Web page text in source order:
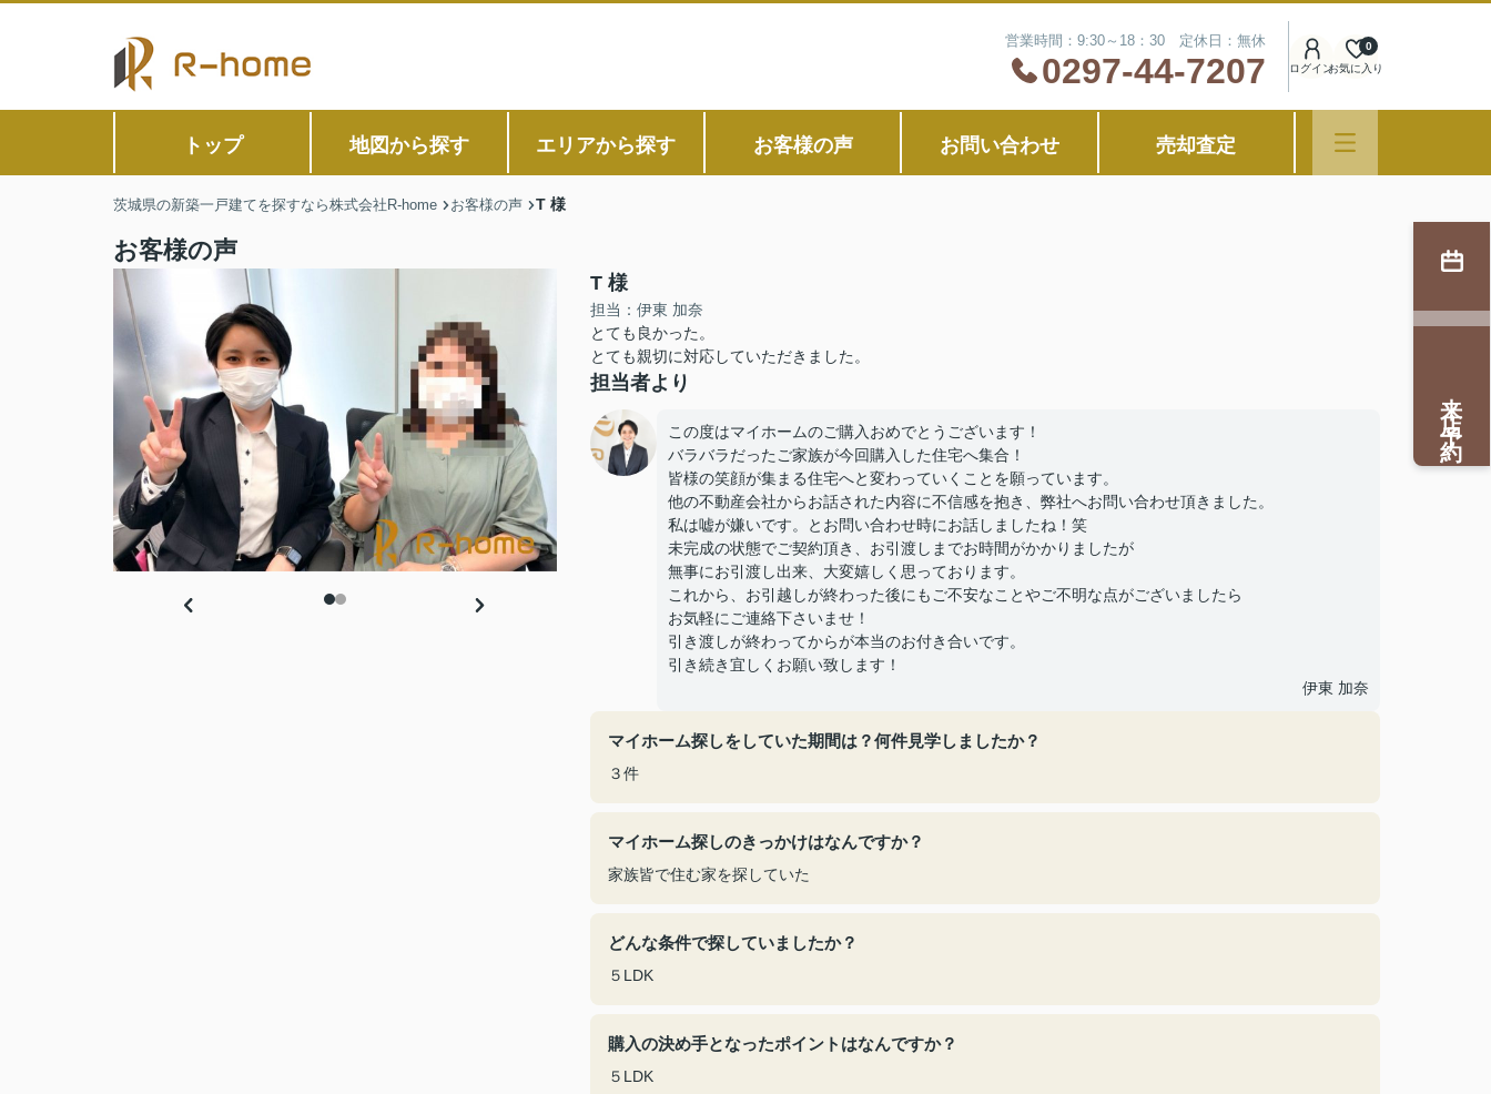
営業時間：9:30～18：30 定休日：無休
0297-44-7207 ログインお気に入り
0
トップ 地図から探す エリアから探す お客様の声 お問い合わせ 売却査定
茨城県の新築一戸建てを探すなら株式会社R-home お客様の声 T 様
お客様の声
T 様
担当：伊東 加奈
とても良かった。
とても親切に対応していただきました。
担当者より
この度はマイホームのご購入おめでとうございます！
バラバラだったご家族が今回購入した住宅へ集合！
皆様の笑顔が集まる住宅へと変わっていくことを願っています。
他の不動産会社からお話された内容に不信感を抱き、弊社へお問い合わせ頂きました。
私は嘘が嫌いです。とお問い合わせ時にお話しましたね！笑
未完成の状態でご契約頂き、お引渡しまでお時間がかかりましたが
無事にお引渡し出来、大変嬉しく思っております。
これから、お引越しが終わった後にもご不安なことやご不明な点がございましたら
お気軽にご連絡下さいませ！
引き渡しが終わってからが本当のお付き合いです。
引き続き宜しくお願い致します！
伊東 加奈
マイホーム探しをしていた期間は？何件見学しましたか？
３件
マイホーム探しのきっかけはなんですか？
家族皆で住む家を探していた
どんな条件で探していましたか？
５LDK
購入の決め手となったポイントはなんですか？
５LDK
来店予約